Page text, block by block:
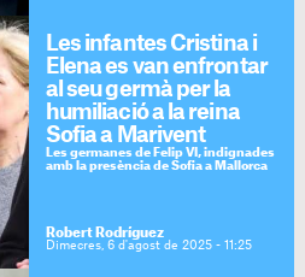
Les infantes Cristina i
Elena es van enfrontar
al seu germà per la
humiliació a la reina
Sofia a Marivent
Les germanes de Felip VI, indignades
amb la presència de Sofia a Mallorca
Robert Rodríguez
Dimecres, 6 d'agost de 2025 - 11:25